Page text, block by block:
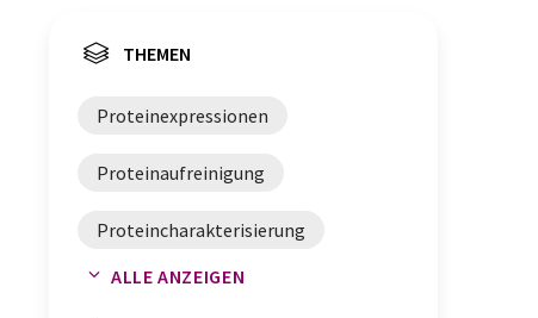
THEMEN
Proteinexpressionen
Proteinaufreinigung
Proteincharakterisierung
Oberflächenplasmonenresonanz
ALLE ANZEIGEN